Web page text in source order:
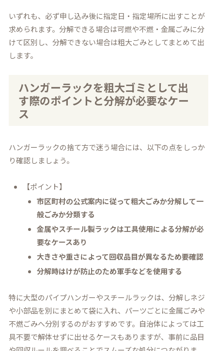
いずれも、必ず申し込み後に指定日・指定場所に出すことが
求められます。分解できる場合は可燃や不燃・金属ごみに分
けて区別し、分解できない場合は粗大ごみとしてまとめて出
します。
ハンガーラックを粗大ゴミとして出
す際のポイントと分解が必要なケー
ス
ハンガーラックの捨て方で迷う場合には、以下の点をしっか
り確認しましょう。
【ポイント】
市区町村の公式案内に従って粗大ごみか分解して一
般ごみか分類する
金属やスチール製ラックは工具使用による分解が必
要なケースあり
大きさや重さによって回収品目が異なるため要確認
分解時はけが防止のため軍手などを使用する
特に大型のパイプハンガーやスチールラックは、分解しネジ
や小部品を別にまとめて袋に入れ、パーツごとに金属ごみや
不燃ごみへ分別するのがおすすめです。自治体によっては工
具不要で解体せずに出せるケースもありますが、事前に品目